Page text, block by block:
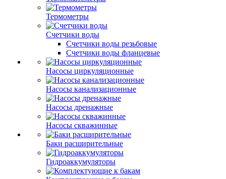
Термометры
Счетчики воды
Счетчики воды резьбовые
Счетчики воды фланцевые
Насосы циркуляционные
Насосы канализационные
Насосы дренажные
Насосы скважинные
Баки расширительные
Гидроаккумуляторы